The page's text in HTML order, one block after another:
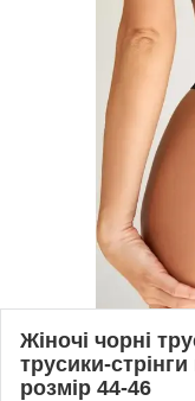
Жіночі чорні
трусики-
розмір 44-46